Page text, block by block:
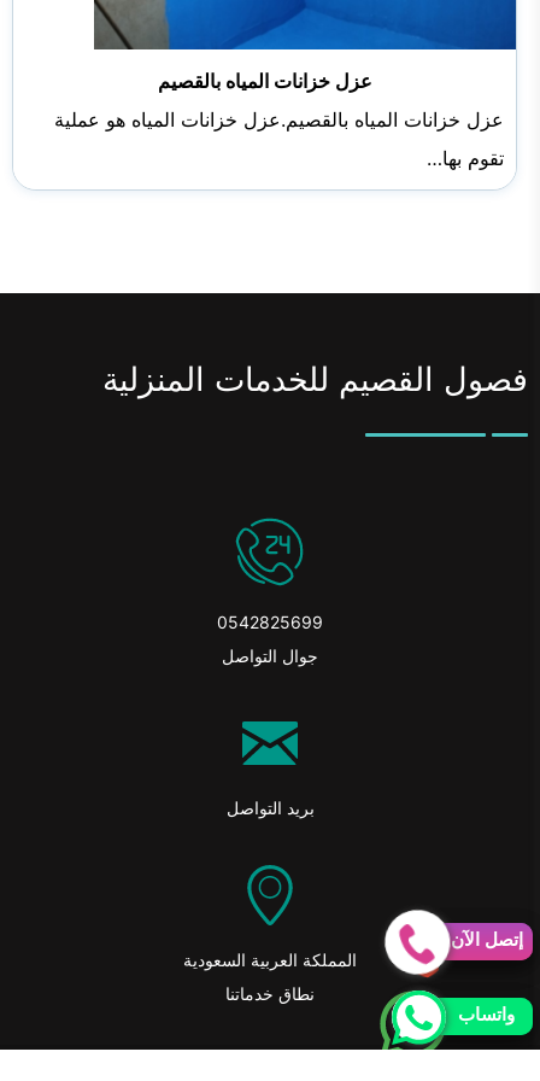
عزل خزانات المياه بالقصيم
عزل خزانات المياه بالقصيم.عزل خزانات المياه هو عملية
تقوم بها…
فصول القصيم للخدمات المنزلية
0542825699
جوال التواصل
بريد التواصل
المملكة العربية السعودية
نطاق خدماتنا
إتصل الآن
واتساب
إتصل الآن
واتساب